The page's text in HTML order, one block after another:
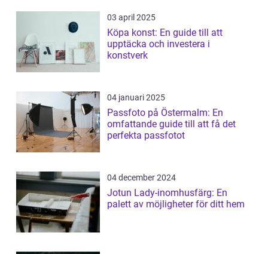
03 april 2025
Köpa konst: En guide till att
upptäcka och investera i
konstverk
04 januari 2025
Passfoto på Östermalm: En
omfattande guide till att få det
perfekta passfotot
04 december 2024
Jotun Lady-inomhusfärg: En
palett av möjligheter för ditt hem